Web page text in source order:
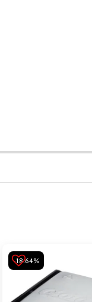
-18.64%